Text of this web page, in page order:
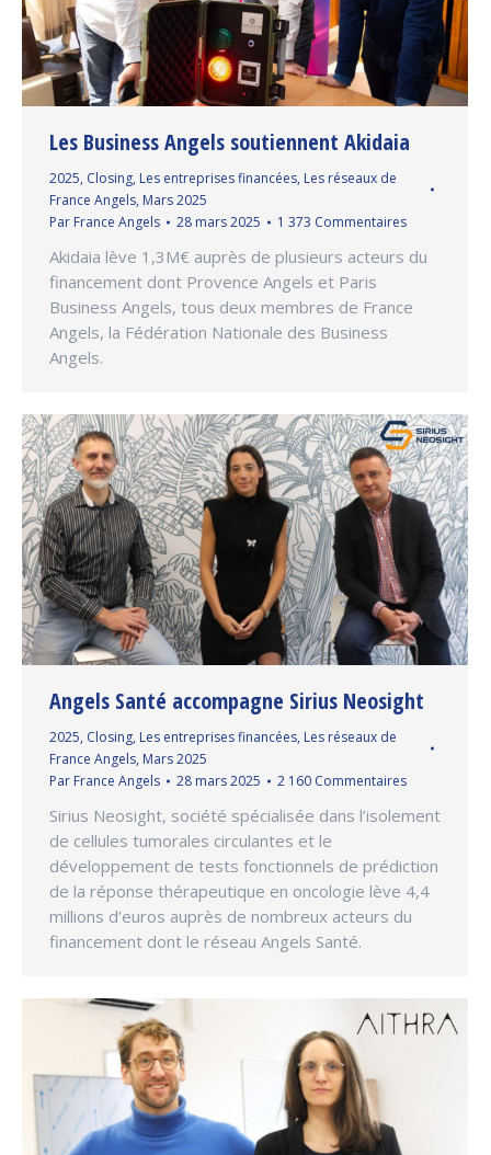
Les Business Angels soutiennent Akidaia
2025, Closing, Les entreprises financées, Les réseaux de
France Angels, Mars 2025
Par France Angels 28 mars 2025 1 373 Commentaires
Akidaia lève 1,3M€ auprès de plusieurs acteurs du
financement dont Provence Angels et Paris
Business Angels, tous deux membres de France
Angels, la Fédération Nationale des Business
Angels.
Angels Santé accompagne Sirius Neosight
2025, Closing, Les entreprises financées, Les réseaux de
France Angels, Mars 2025
Par France Angels 28 mars 2025 2 160 Commentaires
Sirius Neosight, société spécialisée dans l’isolement
de cellules tumorales circulantes et le
développement de tests fonctionnels de prédiction
de la réponse thérapeutique en oncologie lève 4,4
millions d’euros auprès de nombreux acteurs du
financement dont le réseau Angels Santé.